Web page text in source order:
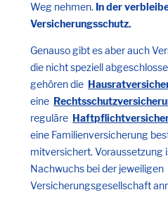
Weg nehmen. In der
Versicherungsschutz.
Genauso gibt es aber auch
die nicht speziell
gehören die
eine
reguläre
eine Familienversicherung
mitversichert. Voraussetzung
Nachwuchs bei der jeweiligen
Versicherungsgesellschaft